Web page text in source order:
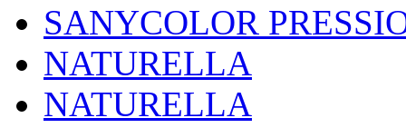
SANYCOLOR
NATURELLA
NATURELLA